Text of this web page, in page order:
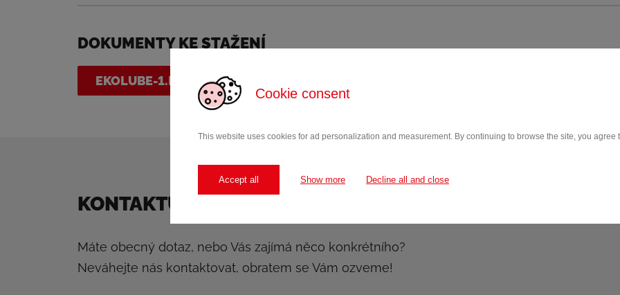
Cookie consent
This website uses cookies for ad personalization and measurement. By continuing to browse the site, you agree
Accept all Show more Decline all and close
DOKUMENTY KE STAŽENÍ
EKOLUBE-1.PDF
KONTAKTUJTE NÁS
Máte obecný dotaz, nebo Vás zajímá něco konkrétního?
Neváhejte nás kontaktovat, obratem se Vám ozveme!